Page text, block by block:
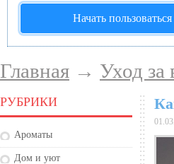
Начать
Главная → Уход за
РУБРИКИ
Ароматы
Дом и уют